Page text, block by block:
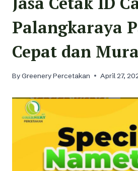
Palangkaraya
Cepat dan
ByGreenery Percetakan April 27,